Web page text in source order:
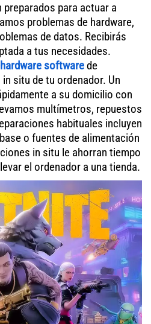
para actuar a
problemas de hardware,
de datos. Recibirás
a tus necesidades.
softwarede
situ de tu ordenador. Un
a su domicilio con
multímetros, repuestos
habituales incluyen
o fuentes de alimentación
in situ le ahorran tiempo
el ordenador a una tienda.